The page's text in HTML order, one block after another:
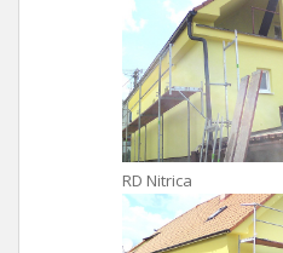
RD Nitrica